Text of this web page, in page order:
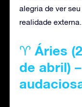
alegria de ver
realidade externa.
♈ Áries
de abril)